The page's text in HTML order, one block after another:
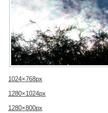
1024×768px
1280×1024px
1280×800px